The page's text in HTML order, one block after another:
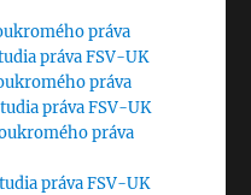
práva
práva FSV-UK
práva
práva FSV-UK
práva
práva FSV-UK